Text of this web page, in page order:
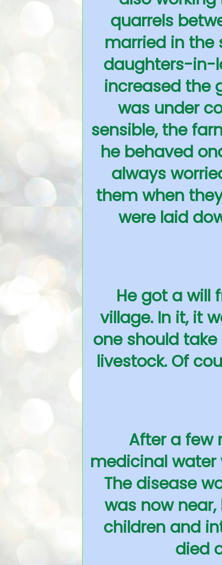
quarrels
married in the
daughters-in-
increased the
was under
sensible, the
he behaved
always
them when
were laid
He got a will
village. In it, it
one should
livestock. Of
After a few
medicinal water
The disease
was now
children and
died